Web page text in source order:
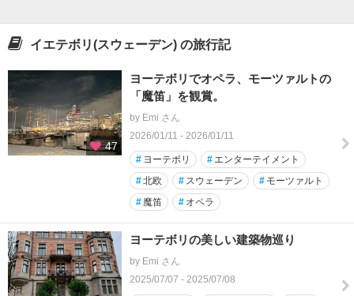
イエテボリ(スウェーデン) の旅行記
47
ヨーテボリでオペラ、モーツァルトの
「魔笛」を観賞。
by Emi さん
2026/01/11 - 2026/01/11
# ヨーテボリ # エンターテイメント
#北欧 # スウェーデン # モーツァルト
# 魔笛 # オペラ
ヨーテボリの美しい建築物巡り
by Emi さん
2025/07/07 - 2025/07/08